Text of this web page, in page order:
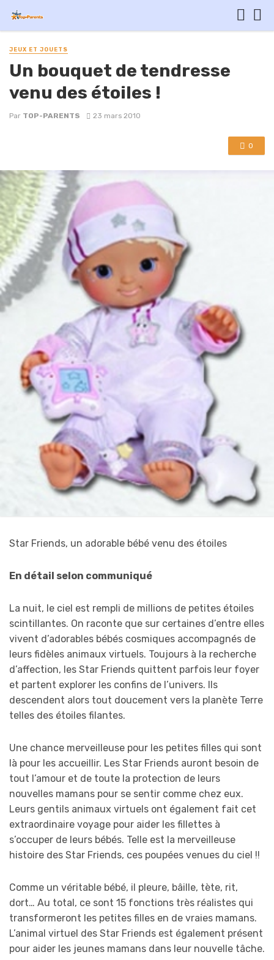
JEUX ET JOUETS
Un bouquet de tendresse
venu des étoiles !
Par TOP-PARENTS 23 mars 2010
0
Star Friends, un adorable bébé venu des étoiles
En détail selon communiqué
La nuit, le ciel est rempli de millions de petites étoiles
scintillantes. On raconte que sur certaines d’entre elles
vivent d’adorables bébés cosmiques accompagnés de
leurs fidèles animaux virtuels. Toujours à la recherche
d’affection, les Star Friends quittent parfois leur foyer
et partent explorer les confins de l’univers. Ils
descendent alors tout doucement vers la planète Terre
telles des étoiles filantes.
Une chance merveilleuse pour les petites filles qui sont
là pour les accueillir. Les Star Friends auront besoin de
tout l’amour et de toute la protection de leurs
nouvelles mamans pour se sentir comme chez eux.
Leurs gentils animaux virtuels ont également fait cet
extraordinaire voyage pour aider les fillettes à
s’occuper de leurs bébés. Telle est la merveilleuse
histoire des Star Friends, ces poupées venues du ciel !!
Comme un véritable bébé, il pleure, bâille, tète, rit,
dort… Au total, ce sont 15 fonctions très réalistes qui
transformeront les petites filles en de vraies mamans.
L’animal virtuel des Star Friends est également présent
pour aider les jeunes mamans dans leur nouvelle tâche.